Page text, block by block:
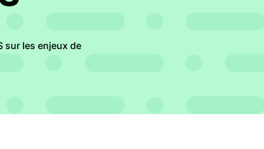
sur les enjeux de